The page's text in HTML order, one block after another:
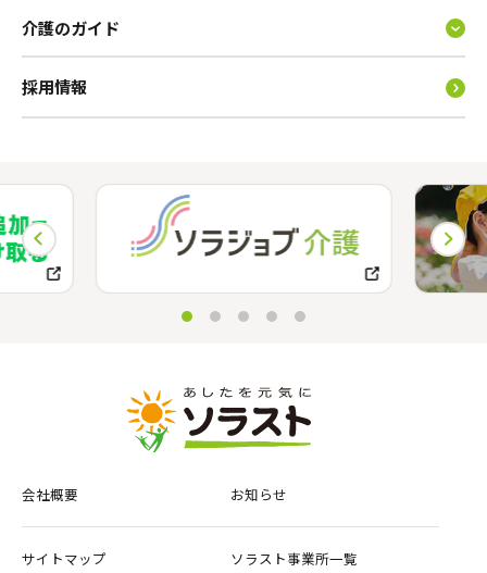
介護のガイド
採用情報
会社概要 お知らせ
サイトマップ ソラスト事業所一覧